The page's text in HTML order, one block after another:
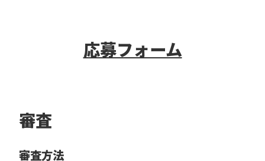
応募フォーム
審査
審査方法